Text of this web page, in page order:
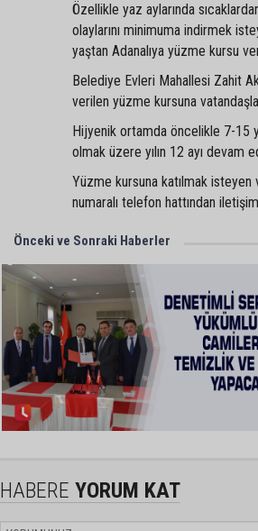
Özellikle yaz aylarında
olaylarını minimuma indirmek
yaştan Adanalıya yüzme kursu
Belediye Evleri Mahallesi Zahit
verilen yüzme kursuna
Hijyenik ortamda öncelikle 7-15
olmak üzere yılın 12 ayı devam
Yüzme kursuna katılmak
numaralı telefon hattından
Önceki ve Sonraki Haberler
HABERE YORUM KAT